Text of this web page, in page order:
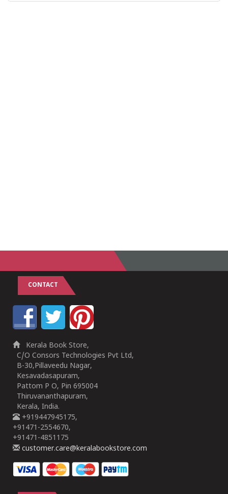
CONTACT
Kerala Book Store,
C/O Consors Technologies Pvt Ltd,
B-30,Pillaveedu Nagar,
Kesavadasapuram,
Pattom P O, Pin 695004
Thiruvananthapuram,
Kerala, India.
+919447945175,
+91471-2554670,
+91471-4851175
customer.care@keralabookstore.com